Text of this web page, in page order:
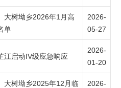
大树坳乡2026年1月高
单
2026-
05-27
江启动IV级应急响应
2026-
01-20
大树坳乡2025年12月临
2026-